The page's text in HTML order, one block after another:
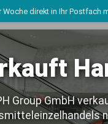
direkt in Ihr Postfach
Regionen
Group GmbH